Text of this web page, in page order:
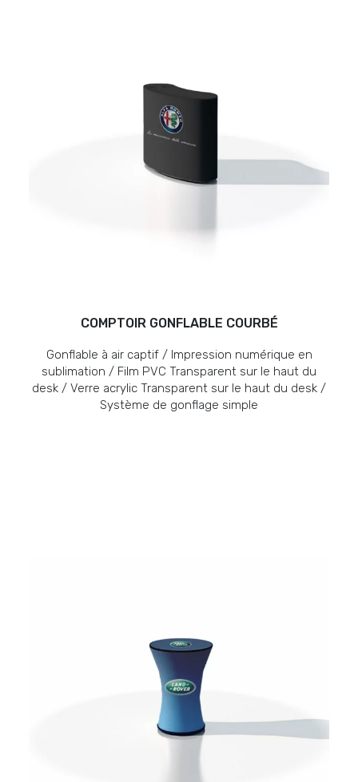
COMPTOIR GONFLABLE COURBÉ
Gonflable à air captif / Impression numérique en
sublimation / Film PVC Transparent sur le haut du
desk / Verre acrylic Transparent sur le haut du desk /
Système de gonflage simple